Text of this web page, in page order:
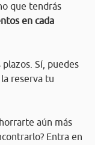
que tendrás
en cada
Sí, puedes
reserva tu
aún más
Entra en